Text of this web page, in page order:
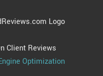
Client Reviews
Optimization